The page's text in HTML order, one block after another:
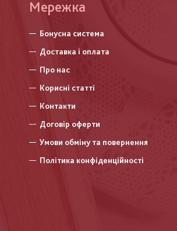
Меню
нижнього
колонтитулу
Мережка
Бонусна система
Доставка і оплата
Про нас
Корисні статті
Контакти
Договір оферти
Умови обміну та повернення
Політика конфіденційності